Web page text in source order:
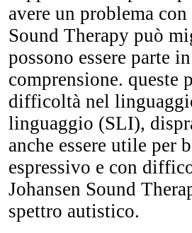
avere un problema
Sound Therapy può
possono essere parte
comprensione. queste
difficoltà nel
linguaggio (SLI),
anche essere utile
espressivo e con
Johansen Sound
spettro autistico.